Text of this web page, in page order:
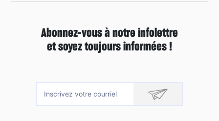
Abonnez-vous à notre infolettre
et soyez toujours informées !